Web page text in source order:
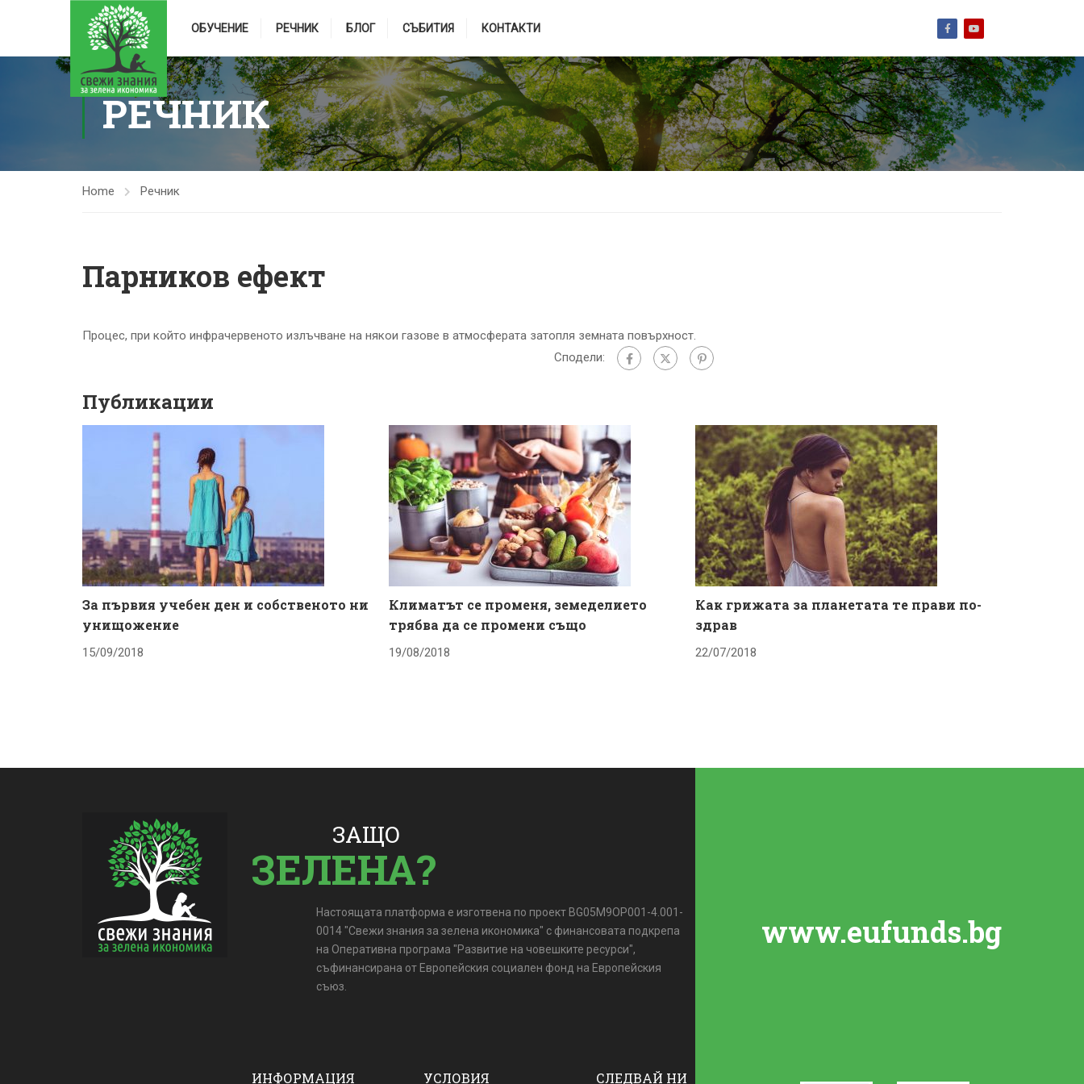
ОБУЧЕНИЕ РЕЧНИК БЛОГ СЪБИТИЯ КОНТАКТИ
РЕЧНИК
Home Речник
Парников ефект
Процес, при който инфрачервеното излъчване на някои газове в атмосферата затопля земната повърхност.
Сподели:
Публикации
За първия учебен ден и собственото ни
унищожение
15/09/2018
Климатът се променя, земеделието
трябва да се промени също
19/08/2018
Как грижата за планетата те прави по-
здрав
22/07/2018
ЗАЩО
ЗЕЛЕНА?
Настоящата платформа е изготвена по проект BG05M9OP001-4.001-
0014 "Свежи знания за зелена икономика" с финансовата подкрепа
на Оперативна програма "Развитие на човешките ресурси",
съфинансирана от Европейския социален фонд на Европейския
съюз.
www.eufunds.bg
ИНФОРМАЦИЯ УСЛОВИЯ СЛЕДВАЙ НИ